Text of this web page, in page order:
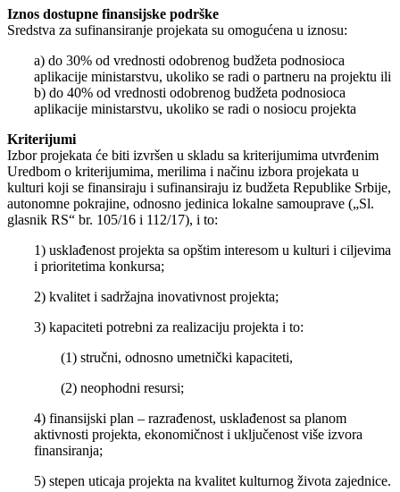
Iznos dostupne finansijske podrške
Sredstva za sufinansiranje projekata su omogućena u iznosu:
a) do 30% od vrednosti odobrenog budžeta podnosioca
aplikacije ministarstvu, ukoliko se radi o partneru na projektu ili
b) do 40% od vrednosti odobrenog budžeta podnosioca
aplikacije ministarstvu, ukoliko se radi o nosiocu projekta
Kriterijumi
Izbor projekata će biti izvršen u skladu sa kriterijumima utvrđenim
Uredbom o kriterijumima, merilima i načinu izbora projekata u
kulturi koji se finansiraju i sufinansiraju iz budžeta Republike Srbije,
autonomne pokrajine, odnosno jedinica lokalne samouprave („Sl.
glasnik RS“ br. 105/16 i 112/17), i to:
1) usklađenost projekta sa opštim interesom u kulturi i ciljevima
i prioritetima konkursa;
2) kvalitet i sadržajna inovativnost projekta;
3) kapaciteti potrebni za realizaciju projekta i to:
(1) stručni, odnosno umetnički kapaciteti,
(2) neophodni resursi;
4) finansijski plan – razrađenost, usklađenost sa planom
aktivnosti projekta, ekonomičnost i uključenost više izvora
finansiranja;
5) stepen uticaja projekta na kvalitet kulturnog života zajednice.